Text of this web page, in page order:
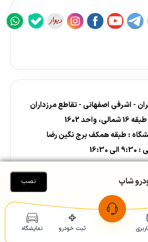
ثبت خودرو نمایشگاه
- اشرفی اصفهانی - تقاطع مرزداران
1602
: طبقه همکف برج نگین رضا
تلفن های هوشمند:
02191028011
-
02191028044
خودروی شخصی | کارشناسی و
قیمت‌گذاری فوری»
شاپ نصب